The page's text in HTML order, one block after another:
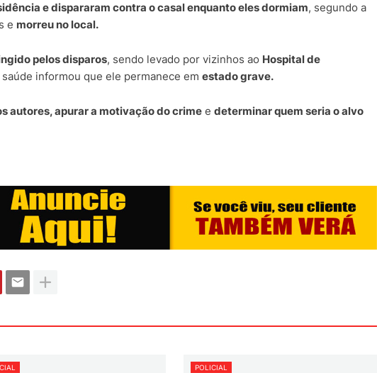
e dispararam contra o casal enquanto eles dormiam, segundo a
e morreu no local.
pelos disparos, sendo levado por vizinhos ao Hospital de
informou que ele permanece em estado grave.
autores, apurar a motivação do crime e determinar quem seria o alvo
POLICIAL